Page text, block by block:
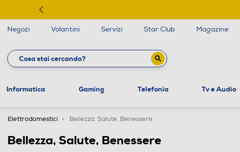
Negozi Volantini Servizi Star Club Magazine
Informatica Gaming Telefonia Tv e Audio
Elettrodomestici Bellezza, Salute, Benessere
Bellezza, Salute, Benessere